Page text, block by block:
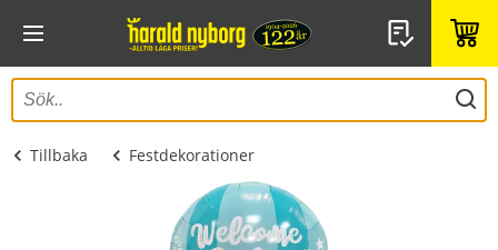
Tillbaka Festdekorationer